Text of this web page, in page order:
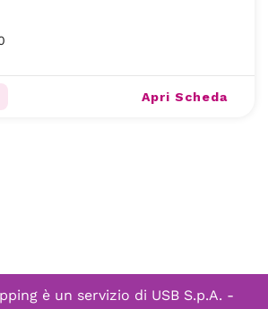
Apri Scheda
è un servizio di USB S.p.A. -